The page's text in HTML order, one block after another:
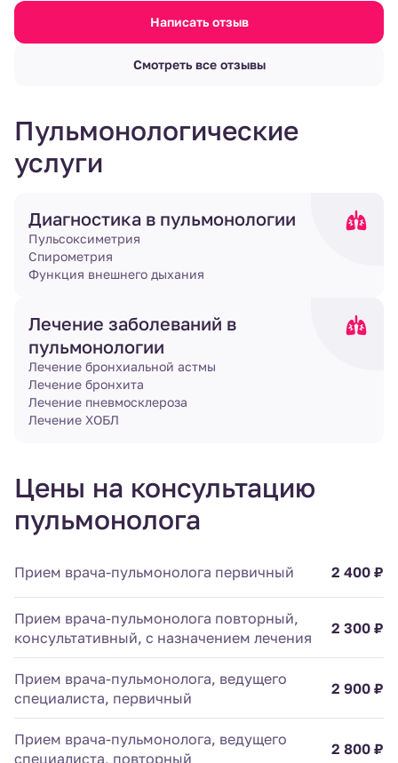
Написать отзыв
Смотреть все отзывы
Пульмонологические
услуги
Диагностика в пульмонологии
Пульсоксиметрия
Спирометрия
Функция внешнего дыхания
Лечение заболеваний в
пульмонологии
Лечение бронхиальной астмы
Лечение бронхита
Лечение пневмосклероза
Лечение ХОБЛ
Цены на консультацию
пульмонолога
Прием врача-пульмонолога первичный 2 400 ₽
Прием врача-пульмонолога повторный,
консультативный, с назначением лечения
2 300 ₽
Прием врача-пульмонолога, ведущего
специалиста, первичный
2 900 ₽
Прием врача-пульмонолога, ведущего
специалиста, повторный
2 800 ₽